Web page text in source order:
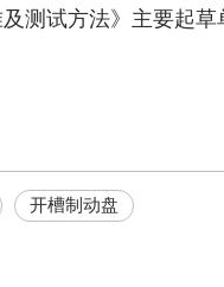
测试方法》主要起草
开槽制动盘